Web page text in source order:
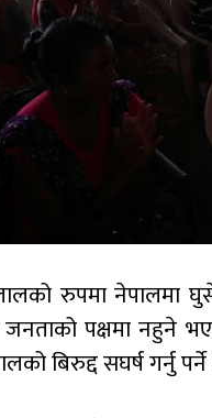
रुपमा नेपालमा
पक्षमा नहुने
बिरुद्द सघर्ष गर्नु